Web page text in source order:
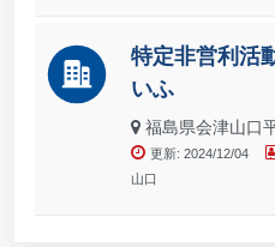
特定非営利活
いふ
福島県会津山口
更新: 2024/12/04
山口